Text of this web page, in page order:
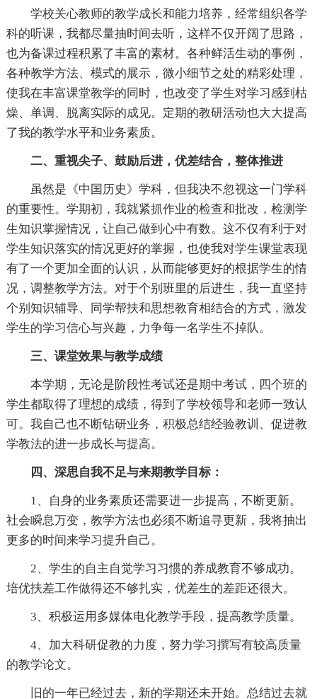
学校关心教师的教学成长和能力培养，经常组织各学
科的听课，我都尽量抽时间去听，这样不仅开阔了思路，
也为备课过程积累了丰富的素材。各种鲜活生动的事例，
各种教学方法、模式的展示，微小细节之处的精彩处理，
使我在丰富课堂教学的同时，也改变了学生对学习感到枯
燥、单调、脱离实际的成见。定期的教研活动也大大提高
了我的教学水平和业务素质。
二、重视尖子、鼓励后进，优差结合，整体推进
虽然是《中国历史》学科，但我决不忽视这一门学科
的重要性。学期初，我就紧抓作业的检查和批改，检测学
生知识掌握情况，让自己做到心中有数。这不仅有利于对
学生知识落实的情况更好的掌握，也使我对学生课堂表现
有了一个更加全面的认识，从而能够更好的根据学生的情
况，调整教学方法。对于个别班里的后进生，我一直坚持
个别知识辅导、同学帮扶和思想教育相结合的方式，激发
学生的学习信心与兴趣，力争每一名学生不掉队。
三、课堂效果与教学成绩
本学期，无论是阶段性考试还是期中考试，四个班的
学生都取得了理想的成绩，得到了学校领导和老师一致认
可。我自己也不断钻研业务，积极总结经验教训、促进教
学教法的进一步成长与提高。
四、深思自我不足与来期教学目标：
1、自身的业务素质还需要进一步提高，不断更新。
社会瞬息万变，教学方法也必须不断追寻更新，我将抽出
更多的时间来学习提升自己。
2、学生的自主自觉学习习惯的养成教育不够成功。
培优扶差工作做得还不够扎实，优差生的差距还很大。
3、积极运用多媒体电化教学手段，提高教学质量。
4、加大科研促教的力度，努力学习撰写有较高质量
的教学论文。
旧的一年已经过去，新的学期还未开始。总结过去就